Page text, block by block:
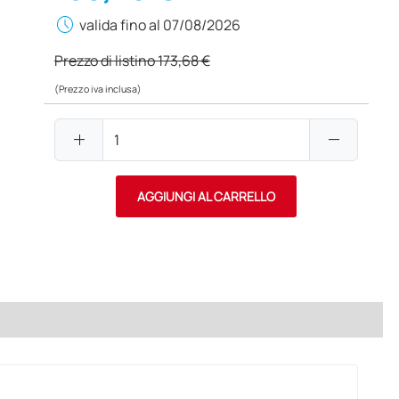
schedule valida fino al 07/08/2026
Prezzo di listino173,68 €
(Prezzo iva inclusa)
add remove
AGGIUNGI AL CARRELLO